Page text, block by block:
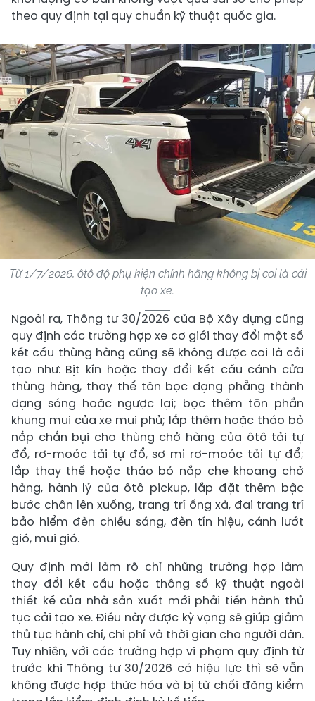
theo quy định tại quy chuẩn kỹ thuật quốc gia.
Từ 1/7/2026, ôtô độ phụ kiện chính hãng không bị coi là cải
tạo xe.
Ngoài ra, Thông tư 30/2026 của Bộ Xây dựng cũng
quy định các trường hợp xe cơ giới thay đổi một số
kết cấu thùng hàng cũng sẽ không được coi là cải
tạo như: Bịt kín hoặc thay đổi kết cấu cánh cửa
thùng hàng, thay thế tôn bọc dạng phẳng thành
dạng sóng hoặc ngược lại; bọc thêm tôn phần
khung mui của xe mui phủ; lắp thêm hoặc tháo bỏ
nắp chắn bụi cho thùng chở hàng của ôtô tải tự
đổ, rơ-moóc tải tự đổ, sơ mi rơ-moóc tải tự đổ;
lắp thay thế hoặc tháo bỏ nắp che khoang chở
hàng, hành lý của ôtô pickup, lắp đặt thêm bậc
bước chân lên xuống, trang trí ống xả, đai trang trí
bảo hiểm đèn chiếu sáng, đèn tín hiệu, cánh lướt
gió, mui gió.
Quy định mới làm rõ chỉ những trường hợp làm
thay đổi kết cấu hoặc thông số kỹ thuật ngoài
thiết kế của nhà sản xuất mới phải tiến hành thủ
tục cải tạo xe. Điều này được kỳ vọng sẽ giúp giảm
thủ tục hành chí, chi phí và thời gian cho người dân.
Tuy nhiên, với các trường hợp vi phạm quy định từ
trước khi Thông tư 30/2026 có hiệu lực thì sẽ vẫn
không được hợp thức hóa và bị từ chối đăng kiểm